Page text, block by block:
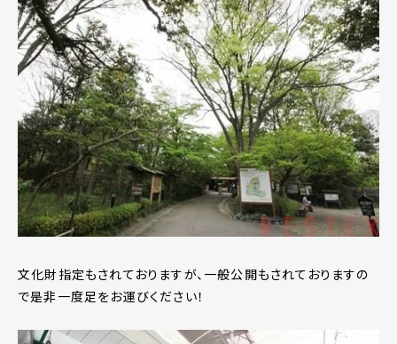
文化財指定もされておりますが、一般公開もされておりますの
で是非一度足をお運びください！